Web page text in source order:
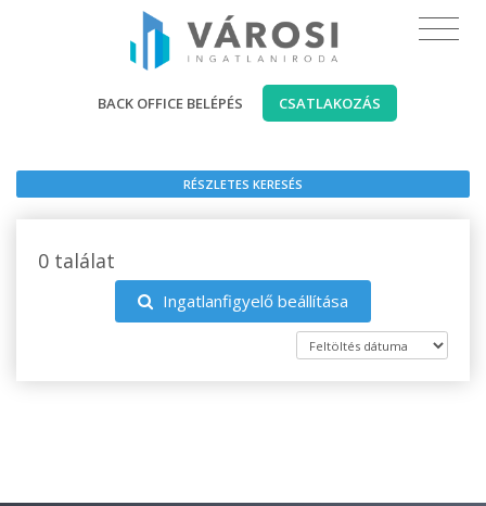
BACK OFFICE BELÉPÉS CSATLAKOZÁS
RÉSZLETES KERESÉS
0 találat
Ingatlanfigyelő beállítása